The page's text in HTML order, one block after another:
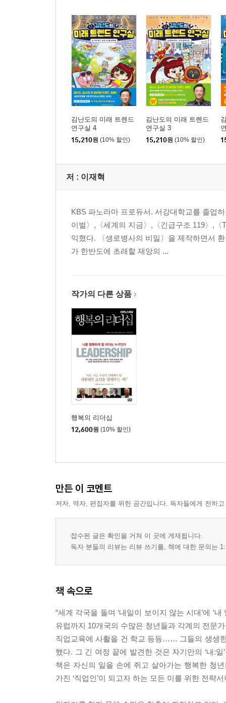
김난도의 미래 트렌드
연구실 4
15,210원 (10% 할인)
김난도의 미래 트렌드
연구실 3
15,210원 (10% 할인)
저 : 이재혁
KBS 파노라마 프로듀서. 서강대학교를 졸업
이벌〉,〈세계의 지금〉,〈긴급구조 119〉,
익혔다. 〈생로병사의 비밀〉을 제작하면서
가 한반도에 초래할 재앙의 ...
작가의 다른 상품
행복의 리더십
12,600원 (10% 할인)
만든 이 코멘트
저자, 역자, 편집자를 위한 공간입니다. 독자들에게 전하
접수된 글은 확인을 거쳐 이 곳에 게재됩니다.
독자 분들의 리뷰는 리뷰 쓰기를, 책에 대한 문의는
책 속으로
“세계 각국을 돌며 ‘내일이 보이지 않는 시대’에 ‘
유럽까지 10개국의 수많은 청년들과 각계의 전문
직업교육에 사활을 건 학교 등등…… 그들의 생생
했다. 그 긴 여정 끝에 발견한 것은 자기만의 ‘내:
책은 자신의 일을 손에 쥐고 살아가는 행복한 청년
가진 ‘직업인’이 되고자 하는 모든 이를 위한 전략서